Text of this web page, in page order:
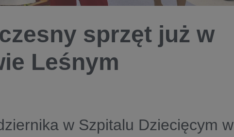
sprzęt już w
Leśnym
w Szpitalu Dziecięcym w